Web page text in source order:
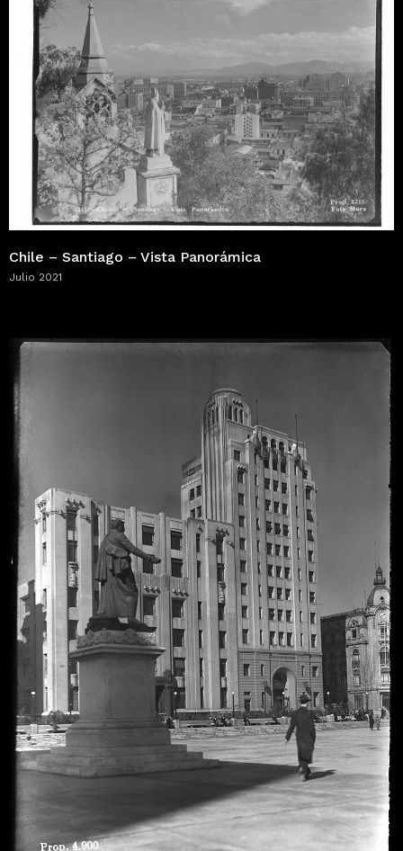
Chile – Santiago – Vista Panorámica
Julio 2021